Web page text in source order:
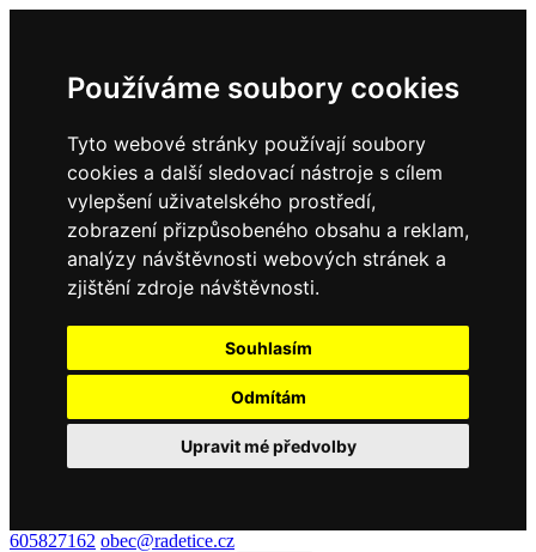
Používáme soubory cookies
Tyto webové stránky používají soubory
cookies a další sledovací nástroje s cílem
vylepšení uživatelského prostředí,
zobrazení přizpůsobeného obsahu a reklam,
analýzy návštěvnosti webových stránek a
zjištění zdroje návštěvnosti.
Souhlasím
Odmítám
Upravit mé předvolby
605827162 obec@radetice.cz